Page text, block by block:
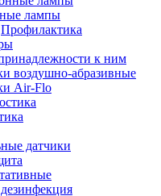
лампы
Профилактика
к ним
воздушно-абразивные
Air-Flo
датчики